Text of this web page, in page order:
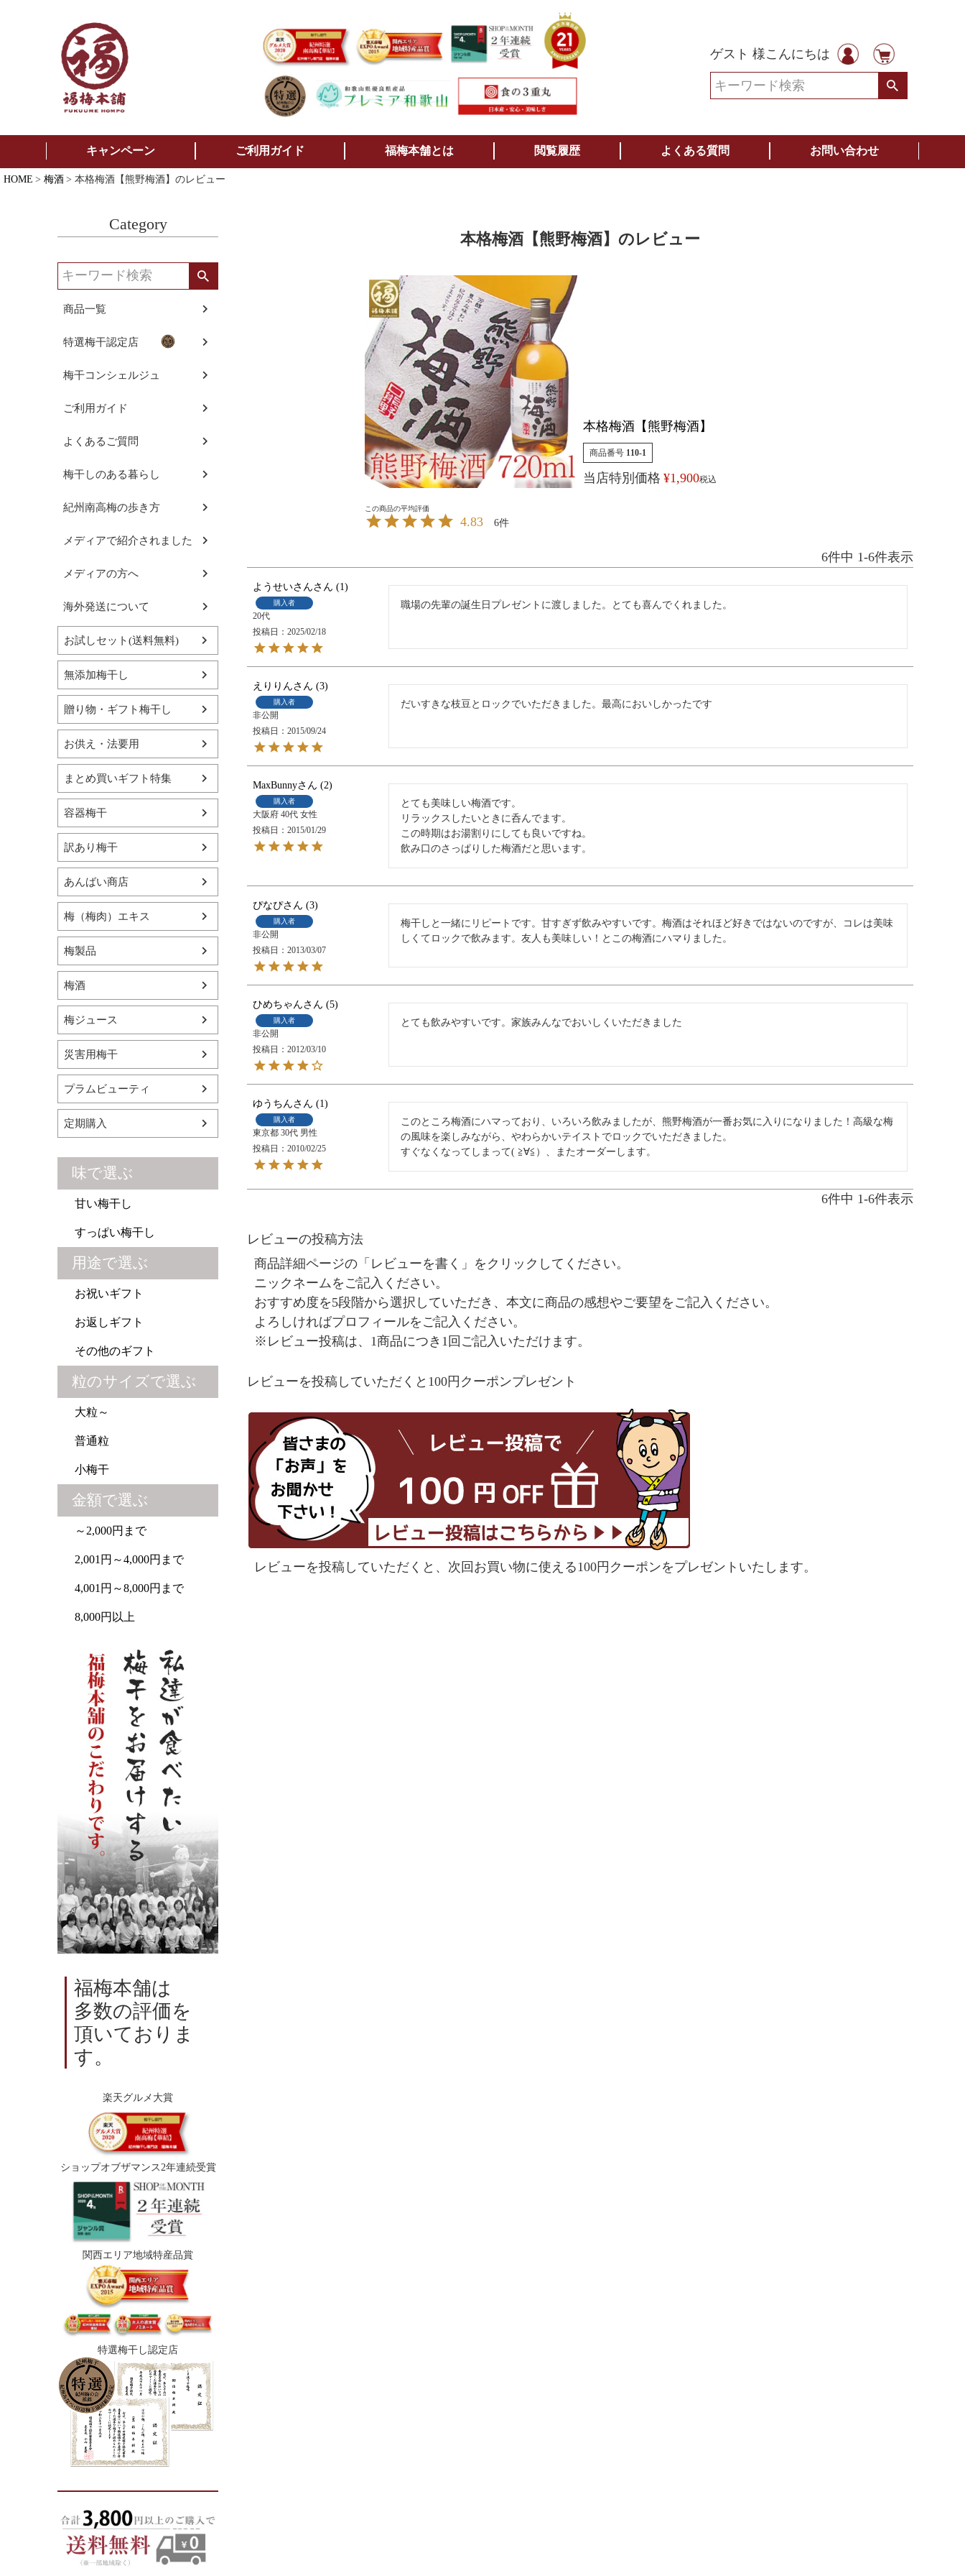
ゲスト 様こんにちは
検索
キャンペーン ご利用ガイド 福梅本舗とは 閲覧履歴 よくある質問 お問い合わせ
HOME 梅酒 本格梅酒【熊野梅酒】のレビュー
Category
商品一覧
特選梅干認定店
梅干コンシェルジュ
ご利用ガイド
よくあるご質問
梅干しのある暮らし
紀州南高梅の歩き方
メディアで紹介されました
メディアの方へ
海外発送について
お試しセット(送料無料)
無添加梅干し
贈り物・ギフト梅干し
お供え・法要用
まとめ買いギフト特集
容器梅干
訳あり梅干
あんばい商店
梅（梅肉）エキス
梅製品
梅酒
梅ジュース
災害用梅干
プラムビューティ
定期購入
味で選ぶ
甘い梅干し
すっぱい梅干し
用途で選ぶ
お祝いギフト
お返しギフト
その他のギフト
粒のサイズで選ぶ
大粒～
普通粒
小梅干
金額で選ぶ
～2,000円まで
2,001円～4,000円まで
4,001円～8,000円まで
8,000円以上
福梅本舗は
多数の評価を
頂いておりま
す。
楽天グルメ大賞
ショップオブザマンス2年連続受賞
関西エリア地域特産品賞
特選梅干し認定店
本格梅酒【熊野梅酒】のレビュー
本格梅酒【熊野梅酒】
商品番号 110-1
当店特別価格 ¥1,900税込
4.83 6
6件中 1-6件表示
ようせいさん 1
購入者
20代
投稿日
2025/02/18
職場の先輩の誕生日プレゼントに渡しました。とても喜んでくれました。
えりりん 3
購入者
非公開
投稿日
2015/09/24
だいすきな枝豆とロックでいただきました。最高においしかったです
MaxBunny 2
購入者
大阪府 40代 女性
投稿日
2015/01/29
とても美味しい梅酒です。
リラックスしたいときに呑んでます。
この時期はお湯割りにしても良いですね。
飲み口のさっぱりした梅酒だと思います。
ぴなぴ 3
購入者
非公開
投稿日
2013/03/07
梅干しと一緒にリピートです。甘すぎず飲みやすいです。梅酒はそれほど好きではないのですが、コレは美味
しくてロックで飲みます。友人も美味しい！とこの梅酒にハマりました。
ひめちゃん 5
購入者
非公開
投稿日
2012/03/10
とても飲みやすいです。家族みんなでおいしくいただきました
ゆうちん 1
購入者
東京都 30代 男性
投稿日
2010/02/25
このところ梅酒にハマっており、いろいろ飲みましたが、熊野梅酒が一番お気に入りになりました！高級な梅
の風味を楽しみながら、やわらかいテイストでロックでいただきました。
すぐなくなってしまって( ≧∀≦）、またオーダーします。
6件中 1-6件表示
レビューの投稿方法
商品詳細ページの「レビューを書く」をクリックしてください。
ニックネームをご記入ください。
おすすめ度を5段階から選択していただき、本文に商品の感想やご要望をご記入ください。
よろしければプロフィールをご記入ください。
※レビュー投稿は、1商品につき1回ご記入いただけます。
レビューを投稿していただくと100円クーポンプレゼント
レビューを投稿していただくと、次回お買い物に使える100円クーポンをプレゼントいたします。